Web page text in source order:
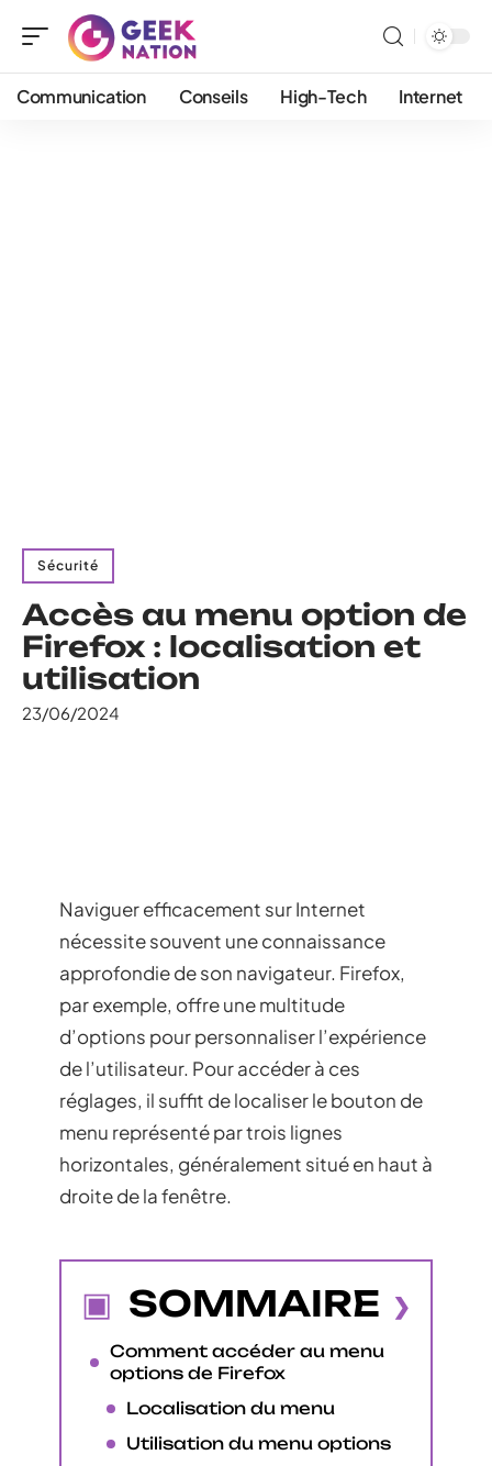
Communication Conseils High-Tech Internet
Sécurité
Accès au menu option de
Firefox : localisation et
utilisation
23/06/2024
Naviguer efficacement sur Internet
nécessite souvent une connaissance
approfondie de son navigateur. Firefox,
par exemple, offre une multitude
d’options pour personnaliser l’expérience
de l’utilisateur. Pour accéder à ces
réglages, il suffit de localiser le bouton de
menu représenté par trois lignes
horizontales, généralement situé en haut à
droite de la fenêtre.
SOMMAIRE
Comment accéder au menu
options de Firefox
Localisation du menu
Utilisation du menu options